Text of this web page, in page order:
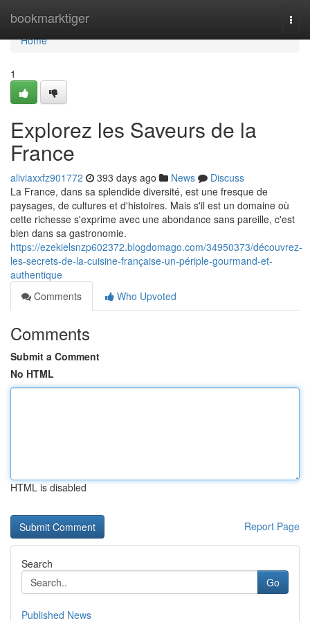
bookmarktiger
Home
Home
1
Explorez les Saveurs de la
France
aliviaxxfz901772 393 days ago News
Discuss
La France, dans sa splendide diversité, est une fresque de
paysages, de cultures et d'histoires. Mais s'il est un domaine où
cette richesse s'exprime avec une abondance sans pareille, c'est
bien dans sa gastronomie.
https://ezekielsnzp602372.blogdomago.com/34950373/découvrez-
les-secrets-de-la-cuisine-française-un-périple-gourmand-et-
authentique
Comments
Who Upvoted
Comments
Submit a Comment
No HTML
HTML is disabled
Report Page
Search
Go
Published News